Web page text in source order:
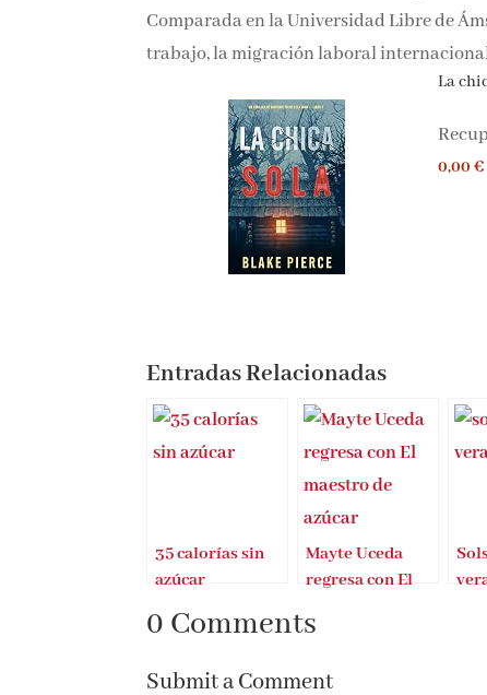
Comparada en la Universidad Libre de
trabajo, la migración laboral
La
0,00 €
Entradas Relacionadas
35 calorías sin
azúcar
Mayte Uceda
regresa con El
azúcar
0 Comments
Submit a Comment